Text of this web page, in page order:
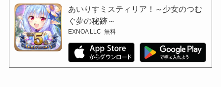
あいりすミスティリア！～少女のつむ
ぐ夢の秘跡～
EXNOA LLC 無料